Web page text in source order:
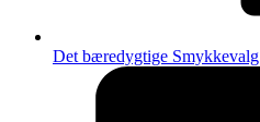
Det bæredygtige Smykkevalg